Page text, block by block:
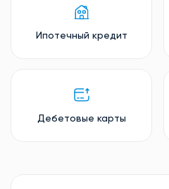
Ипотечный кредит
Дебетовые карты